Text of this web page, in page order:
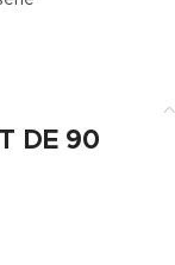
DE 90